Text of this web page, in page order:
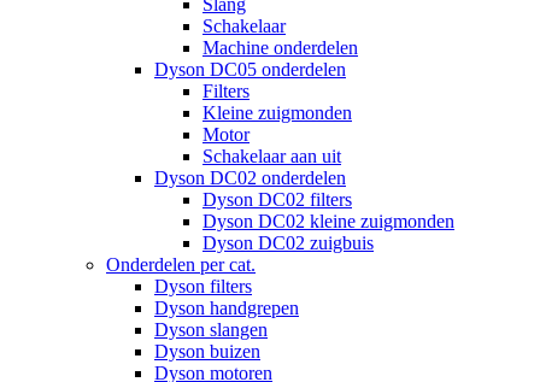
Slang
Schakelaar
Machine onderdelen
Dyson DC05 onderdelen
Filters
Kleine zuigmonden
Motor
Schakelaar aan uit
Dyson DC02 onderdelen
Dyson DC02 filters
Dyson DC02 kleine zuigmonden
Dyson DC02 zuigbuis
Onderdelen per cat.
Dyson filters
Dyson handgrepen
Dyson slangen
Dyson buizen
Dyson motoren